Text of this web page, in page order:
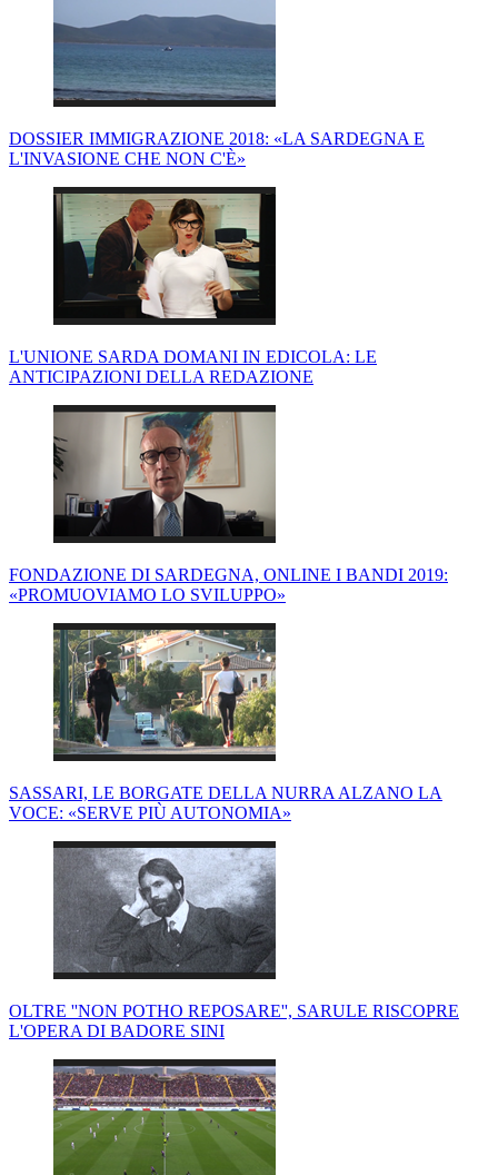
DOSSIER IMMIGRAZIONE 2018: «LA SARDEGNA E
L'INVASIONE CHE NON C'È»
L'UNIONE SARDA DOMANI IN EDICOLA: LE
ANTICIPAZIONI DELLA REDAZIONE
FONDAZIONE DI SARDEGNA, ONLINE I BANDI 2019:
«PROMUOVIAMO LO SVILUPPO»
SASSARI, LE BORGATE DELLA NURRA ALZANO LA
VOCE: «SERVE PIÙ AUTONOMIA»
OLTRE ''NON POTHO REPOSARE'', SARULE RISCOPRE
L'OPERA DI BADORE SINI